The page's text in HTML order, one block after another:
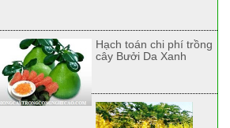
Hạch toán chi phí trồng
cây Bưởi Da Xanh